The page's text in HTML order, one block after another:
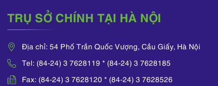
TRỤ SỞ CHÍNH TẠI HÀ NỘI
Địa chỉ: 54 Phố Trần Quốc Vượng, Cầu Giấy, Hà Nội
Tel: (84-24) 3 7628119 * (84-24) 3 7628185
Fax: (84-24) 3 7628120 * (84-24) 3 7628526